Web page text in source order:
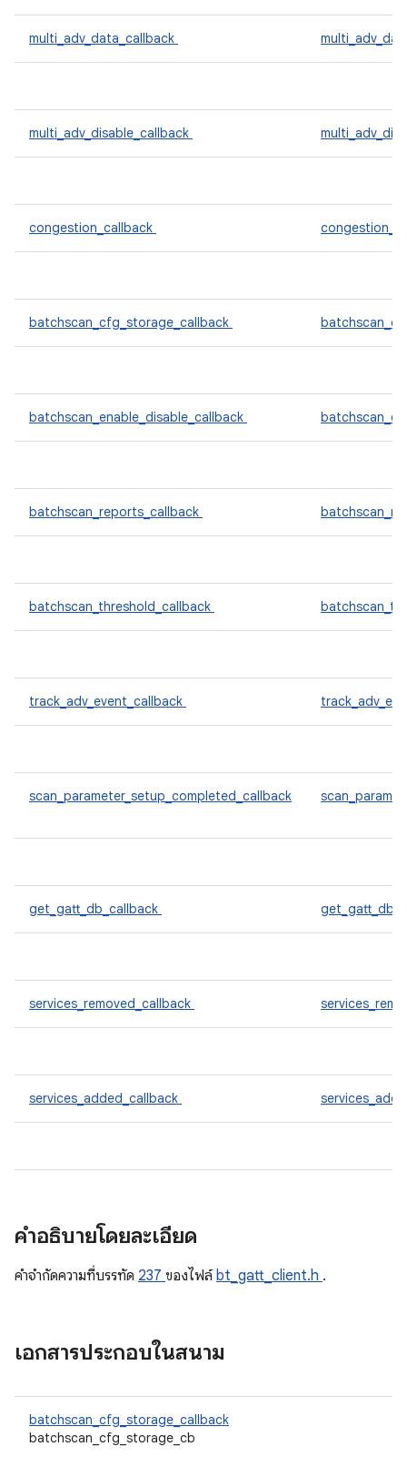
multi_adv_data_callback
multi_adv_disable_callback
congestion_callback
batchscan_cfg_storage_callback
batchscan_enable_disable_callback
batchscan_reports_callback
batchscan_threshold_callback
track_adv_event_callback
scan_parameter_setup_completed_callback
get_gatt_db_callback
services_removed_callback
services_added_callback
คำอธิบายโดยละเอียด
คําจํากัดความที่บรรทัด 237 ของไฟล์bt_gatt_client.h .
เอกสารประกอบในสนาม
batchscan_cfg_storage_callback
batchscan_cfg_storage_cb